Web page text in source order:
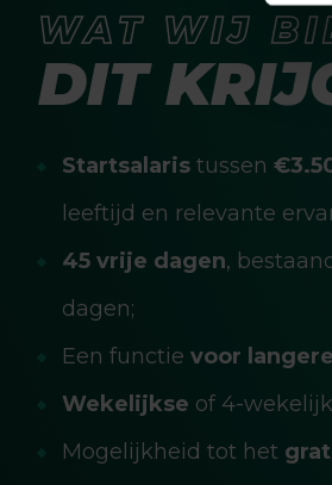
WAT WIJ
DIT
Startsalaris tussen
leeftijd en relevante
45 vrije dagen,
dagen;
Een functie voor
Wekelijkse of 4-
Mogelijkheid tot het